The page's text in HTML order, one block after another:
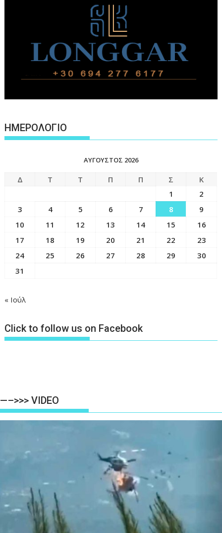
ΗΜΕΡΟΛΟΓΙΟ
ΑΎΓΟΥΣΤΟΣ 2026
Δ Τ Τ Π Π Σ
Κ
1
2
3
4 5 6 7 8
9
10
11 12 13 14 15
16
17
18 19 20 21 22
23
24
25 26 27 28 29
30
31
« Ιούλ
Click to follow us on Facebook
—–>>> VIDEO